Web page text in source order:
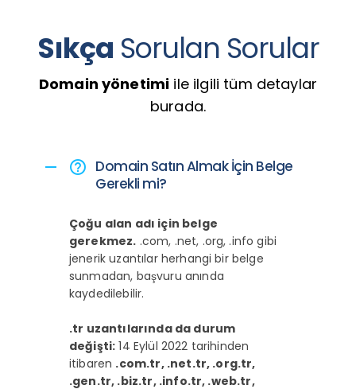
Sıkça Sorulan Sorular
Domain yönetimi ile ilgili tüm detaylar
burada.
remove help_outline Domain Satın Almak İçin Belge
Gerekli mi?
Çoğu alan adı için belge
gerekmez. .com, .net, .org, .info gibi
jenerik uzantılar herhangi bir belge
sunmadan, başvuru anında
kaydedilebilir.
.tr uzantılarında da durum
değişti: 14 Eylül 2022 tarihinden
itibaren .com.tr, .net.tr, .org.tr,
.gen.tr, .biz.tr, .info.tr, .web.tr,